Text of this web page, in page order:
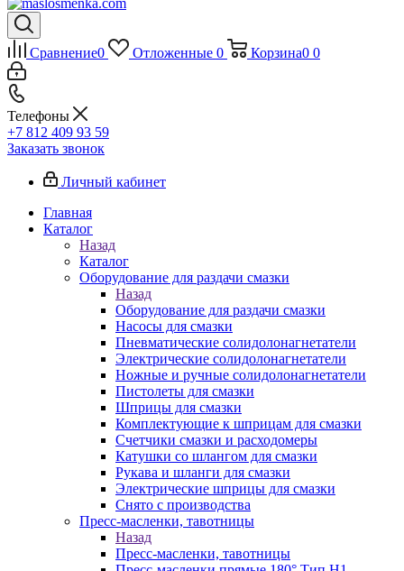
Сравнение0 Отложенные 0 Корзина0 0
Телефоны
+7 812 409 93 59
Заказать звонок
Личный кабинет
Главная
Каталог
Назад
Каталог
Оборудование для раздачи смазки
Назад
Оборудование для раздачи смазки
Насосы для смазки
Пневматические солидолонагнетатели
Электрические солидолонагнетатели
Ножные и ручные солидолонагнетатели
Пистолеты для смазки
Шприцы для смазки
Комплектующие к шприцам для смазки
Счетчики смазки и расходомеры
Катушки со шлангом для смазки
Рукава и шланги для смазки
Электрические шприцы для смазки
Снято с производства
Пресс-масленки, тавотницы
Назад
Пресс-масленки, тавотницы